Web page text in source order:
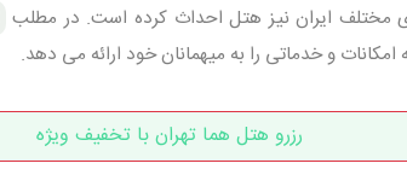
مختلف ایران نیز هتل احداث کرده است. در مطلب
رزرو هتل هما تهران با تخفیف ویژه